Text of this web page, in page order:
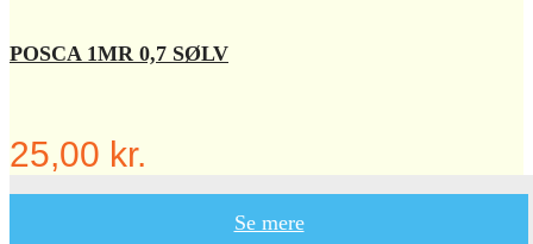
POSCA 1MR 0,7 SØLV
25,00 kr.
Se mere